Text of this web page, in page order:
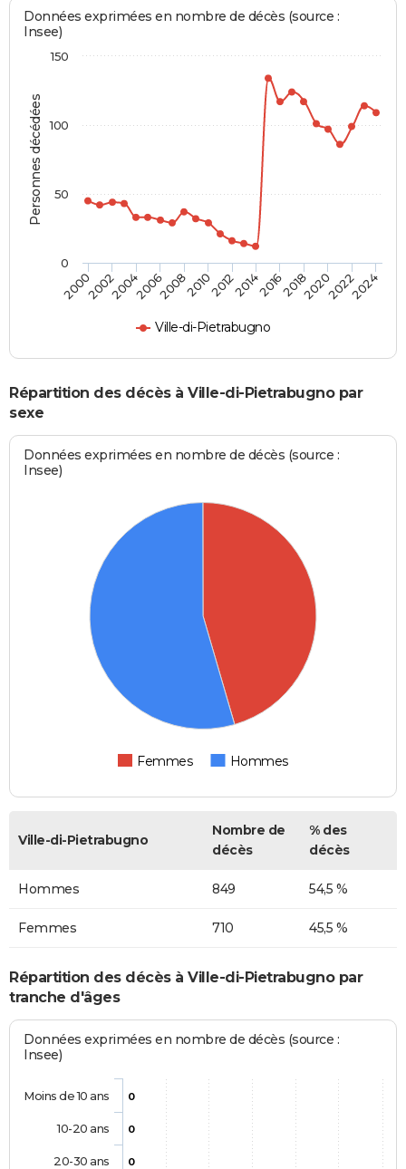
Personnes décédées
Données exprimées en nombre de décès (source :
Insee)
Ville-di-Pietrabugno
2000200220042006200820102012201420162018202020222024
0
50
100
150
Répartition des décès à Ville-di-Pietrabugno par
sexe
Données exprimées en nombre de décès (source :
Insee)
Femmes Hommes
Ville-di-Pietrabugno
Nombre de
décès
% des
décès
Hommes 849 54,5 %
Femmes 710 45,5 %
Répartition des décès à Ville-di-Pietrabugno par
tranche d'âges
Données exprimées en nombre de décès (source :
Insee)
0
0
0
Moins de 10 ans
10-20 ans
20-30 ans